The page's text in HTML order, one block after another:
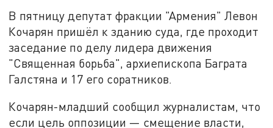
В пятницу депутат фракции "Армения" Левон
Кочарян пришёл к зданию суда, где проходит
заседание по делу лидера движения
"Священная борьба", архиепископа Баграта
Галстяна и 17 его соратников.
Кочарян-младший сообщил журналистам, что
если цель оппозиции — смещение власти,